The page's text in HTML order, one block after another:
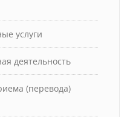
услуги
деятельность
(перевода)